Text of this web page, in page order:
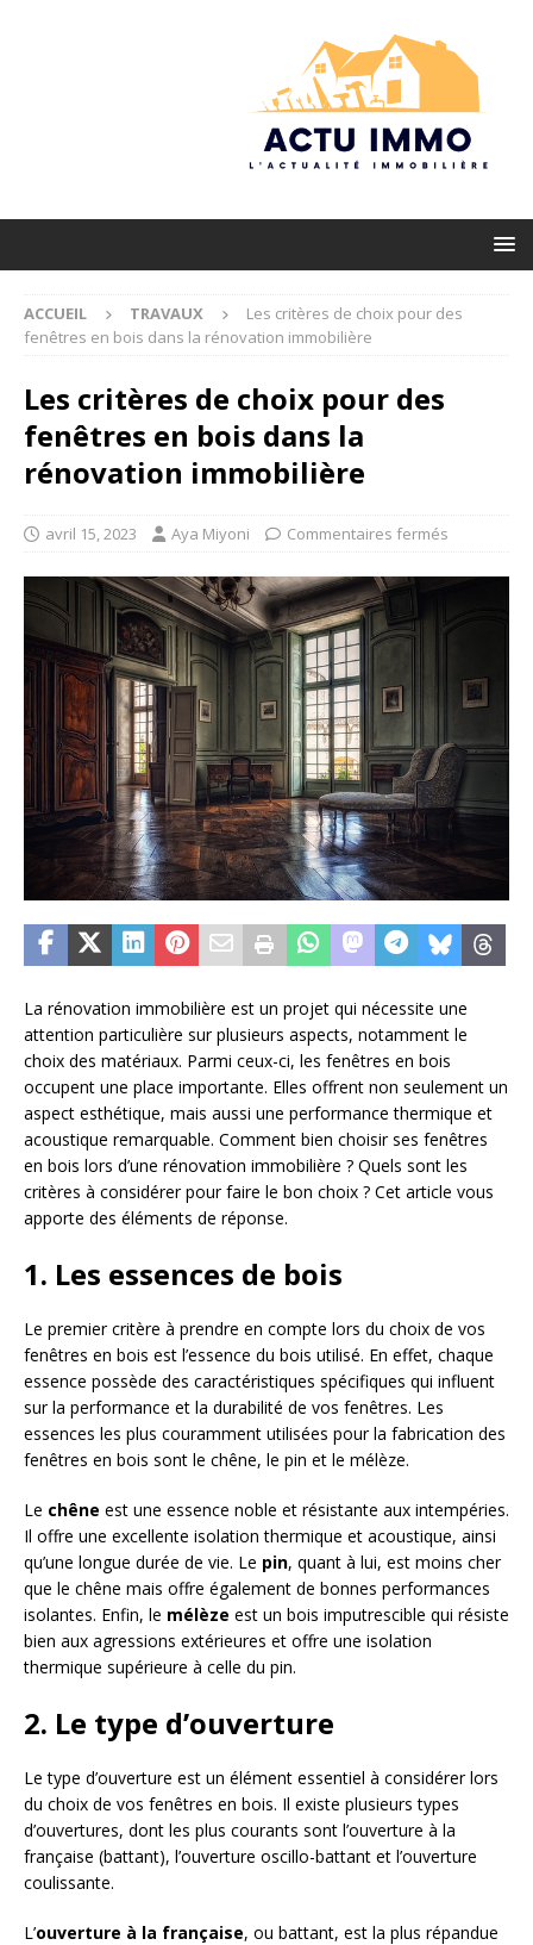
ACCUEIL TRAVAUX
Les critères de choix pour des
fenêtres en bois dans la rénovation immobilière
Les critères de choix pour des
fenêtres en bois dans la
rénovation immobilière
avril 15, 2023 Aya Miyoni Commentaires fermés
La rénovation immobilière est un projet qui nécessite une
attention particulière sur plusieurs aspects, notamment le
choix des matériaux. Parmi ceux-ci, les fenêtres en bois
occupent une place importante. Elles offrent non seulement un
aspect esthétique, mais aussi une performance thermique et
acoustique remarquable. Comment bien choisir ses fenêtres
en bois lors d’une rénovation immobilière ? Quels sont les
critères à considérer pour faire le bon choix ? Cet article vous
apporte des éléments de réponse.
1. Les essences de bois
Le premier critère à prendre en compte lors du choix de vos
fenêtres en bois est l’essence du bois utilisé. En effet, chaque
essence possède des caractéristiques spécifiques qui influent
sur la performance et la durabilité de vos fenêtres. Les
essences les plus couramment utilisées pour la fabrication des
fenêtres en bois sont le chêne, le pin et le mélèze.
Le chêne est une essence noble et résistante aux intempéries.
Il offre une excellente isolation thermique et acoustique, ainsi
qu’une longue durée de vie. Le pin, quant à lui, est moins cher
que le chêne mais offre également de bonnes performances
isolantes. Enfin, le mélèze est un bois imputrescible qui résiste
bien aux agressions extérieures et offre une isolation
thermique supérieure à celle du pin.
2. Le type d’ouverture
Le type d’ouverture est un élément essentiel à considérer lors
du choix de vos fenêtres en bois. Il existe plusieurs types
d’ouvertures, dont les plus courants sont l’ouverture à la
française (battant), l’ouverture oscillo-battant et l’ouverture
coulissante.
L’ouverture à la française, ou battant, est la plus répandue